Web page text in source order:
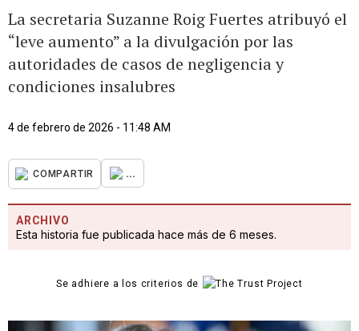
La secretaria Suzanne Roig Fuertes atribuyó el
“leve aumento” a la divulgación por las
autoridades de casos de negligencia y
condiciones insalubres
4 de febrero de 2026 - 11:48 AM
COMPARTIR ...
ARCHIVO
Esta historia fue publicada hace más de 6 meses.
Se adhiere a los criterios de